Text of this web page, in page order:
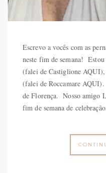
Escrevo a vocês com as
neste fim de semana!
(falei de Castiglione AQUI),
(falei de Roccamare
de Florença. Nosso amigo
fim de semana de